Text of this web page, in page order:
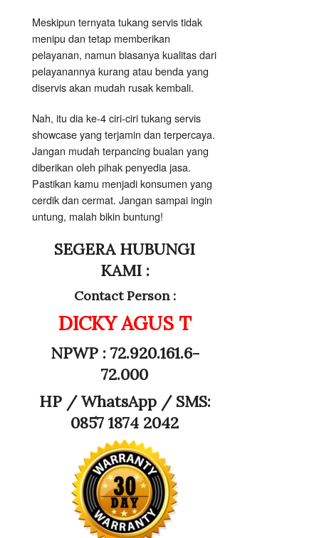
Meskipun ternyata tukang servis tidak
menipu dan tetap memberikan
pelayanan, namun biasanya kualitas dari
pelayanannya kurang atau benda yang
diservis akan mudah rusak kembali.
Nah, itu dia ke-4 ciri-ciri tukang servis
showcase yang terjamin dan terpercaya.
Jangan mudah terpancing bualan yang
diberikan oleh pihak penyedia jasa.
Pastikan kamu menjadi konsumen yang
cerdik dan cermat. Jangan sampai ingin
untung, malah bikin buntung!
SEGERA HUBUNGI
KAMI :
Contact Person :
DICKY AGUS T
NPWP : 72.920.161.6-
72.000
HP /WhatsApp / SMS:
0857 1874 2042